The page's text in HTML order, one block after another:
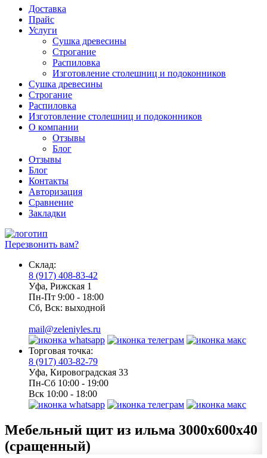
Доставка
Прайс
Услуги
Сушка древесины
Строгание
Распиловка
Изготовление столешниц и подоконников
Сушка древесины
Строгание
Распиловка
Изготовление столешниц и подоконников
О компании
Отзывы
Блог
Отзывы
Блог
Контакты
Авторизация
Сравнение
Закладки
Перезвонить вам?
Склад:
8 (917) 408-83-42
Уфа, Рижская 1
Пн-Пт 9:00 - 18:00
Сб, Вск: выходной
mail@zeleniyles.ru
Торговая точка:
8 (917) 403-82-79
Уфа, Кировоградская 33
Пн-Сб 10:00 - 19:00
Вск 10:00 - 18:00
Мебельный щит из ильма 3000х600х40
(сращенный)